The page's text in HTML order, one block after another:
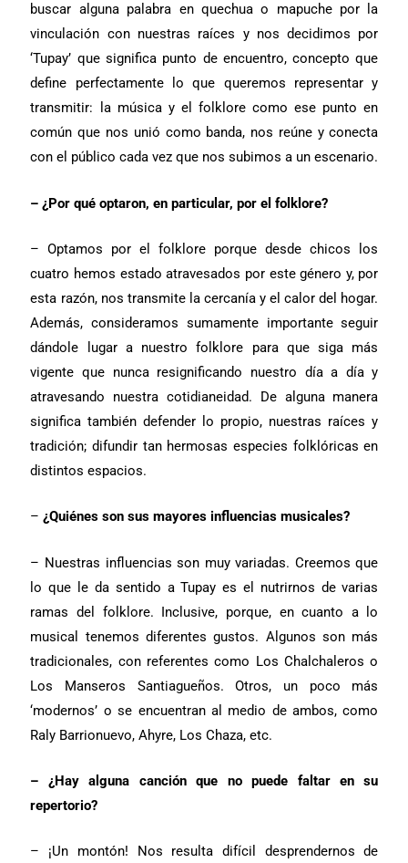
buscar alguna palabra en quechua o mapuche por la
vinculación con nuestras raíces y nos decidimos por
‘Tupay’ que significa punto de encuentro, concepto que
define perfectamente lo que queremos representar y
transmitir: la música y el folklore como ese punto en
común que nos unió como banda, nos reúne y conecta
con el público cada vez que nos subimos a un escenario.
– ¿Por qué optaron, en particular, por el folklore?
– Optamos por el folklore porque desde chicos los
cuatro hemos estado atravesados por este género y, por
esta razón, nos transmite la cercanía y el calor del hogar.
Además, consideramos sumamente importante seguir
dándole lugar a nuestro folklore para que siga más
vigente que nunca resignificando nuestro día a día y
atravesando nuestra cotidianeidad. De alguna manera
significa también defender lo propio, nuestras raíces y
tradición; difundir tan hermosas especies folklóricas en
distintos espacios.
–¿Quiénes son sus mayores influencias musicales?
– Nuestras influencias son muy variadas. Creemos que
lo que le da sentido a Tupay es el nutrirnos de varias
ramas del folklore. Inclusive, porque, en cuanto a lo
musical tenemos diferentes gustos. Algunos son más
tradicionales, con referentes como Los Chalchaleros o
Los Manseros Santiagueños. Otros, un poco más
‘modernos’ o se encuentran al medio de ambos, como
Raly Barrionuevo, Ahyre, Los Chaza, etc.
– ¿Hay alguna canción que no puede faltar en su
repertorio?
– ¡Un montón! Nos resulta difícil desprendernos de